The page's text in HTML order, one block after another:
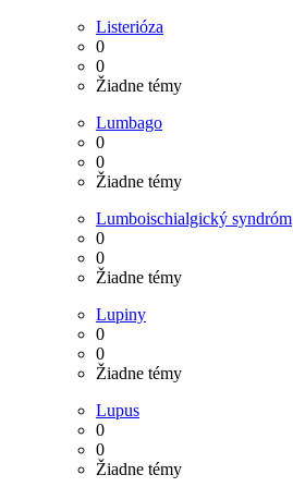
Listerióza
0
0
Žiadne témy
Lumbago
0
0
Žiadne témy
Lumboischialgický syndróm
0
0
Žiadne témy
Lupiny
0
0
Žiadne témy
Lupus
0
0
Žiadne témy